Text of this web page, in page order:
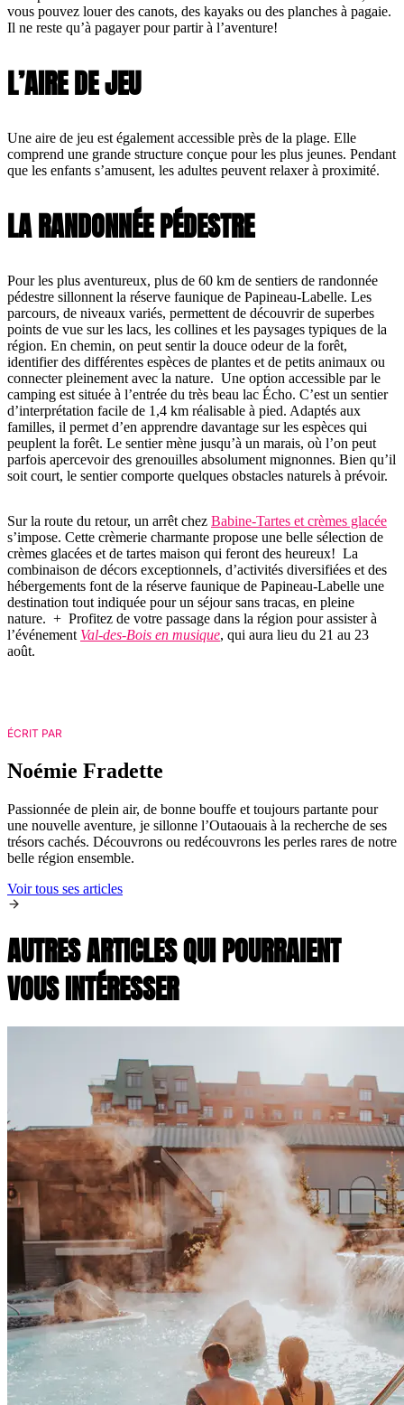
vous pouvez louer des canots, des kayaks ou des planches à pagaie.
Il ne reste qu’à pagayer pour partir à l’aventure!
L’AIRE DE JEU
Une aire de jeu est également accessible près de la plage. Elle
comprend une grande structure conçue pour les plus jeunes. Pendant
que les enfants s’amusent, les adultes peuvent relaxer à proximité.
LA RANDONNÉE PÉDESTRE
Pour les plus aventureux, plus de 60 km de sentiers de randonnée
pédestre sillonnent la réserve faunique de Papineau-Labelle. Les
parcours, de niveaux variés, permettent de découvrir de superbes
points de vue sur les lacs, les collines et les paysages typiques de la
région. En chemin, on peut sentir la douce odeur de la forêt,
identifier des différentes espèces de plantes et de petits animaux ou
connecter pleinement avec la nature. Une option accessible par le
camping est située à l’entrée du très beau lac Écho. C’est un sentier
d’interprétation facile de 1,4 km réalisable à pied. Adaptés aux
familles, il permet d’en apprendre davantage sur les espèces qui
peuplent la forêt. Le sentier mène jusqu’à un marais, où l’on peut
parfois apercevoir des grenouilles absolument mignonnes. Bien qu’il
soit court, le sentier comporte quelques obstacles naturels à prévoir.
Sur la route du retour, un arrêt chez Babine-Tartes et crèmes glacée
s’impose. Cette crèmerie charmante propose une belle sélection de
crèmes glacées et de tartes maison qui feront des heureux! La
combinaison de décors exceptionnels, d’activités diversifiées et des
hébergements font de la réserve faunique de Papineau-Labelle une
destination tout indiquée pour un séjour sans tracas, en pleine
nature. + Profitez de votre passage dans la région pour assister à
l’événement Val-des-Bois en musique, qui aura lieu du 21 au 23
août.
ÉCRIT PAR
Noémie Fradette
Passionnée de plein air, de bonne bouffe et toujours partante pour
une nouvelle aventure, je sillonne l’Outaouais à la recherche de ses
trésors cachés. Découvrons ou redécouvrons les perles rares de notre
belle région ensemble.
Voir tous ses articles
AUTRES ARTICLES QUI POURRAIENT
VOUS INTÉRESSER